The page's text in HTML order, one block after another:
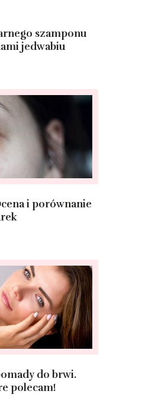
szamponu
jedwabiu
i porównanie
do brwi.
polecam!